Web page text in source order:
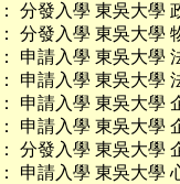
分發入學 東吳大學
分發入學 東吳大學
申請入學 東吳大學
申請入學 東吳大學
申請入學 東吳大學
申請入學 東吳大學
分發入學 東吳大學
申請入學 東吳大學